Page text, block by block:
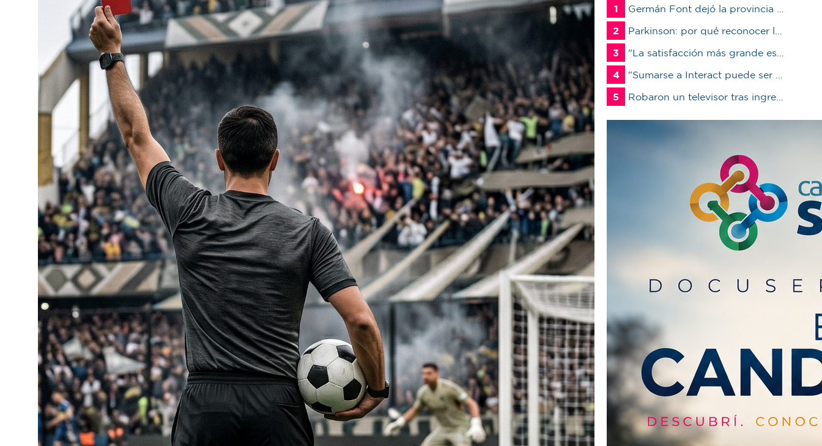
1
Germán Font dejó la provincia para ser candidato en Marcos Juárez
2
Parkinson: por qué reconocer los primeros síntomas puede cambiar la calidad de vida del paciente
3
"La satisfacción más grande es ver a un alumno trabajando": Jorge Vicente se jubiló luego de 38 años en el IPET51
4
"Sumarse a Interact puede ser un antes y un después en la vida de un joven"
5
Robaron un televisor tras ingresar a un quincho en una vivienda de Marcos Juárez